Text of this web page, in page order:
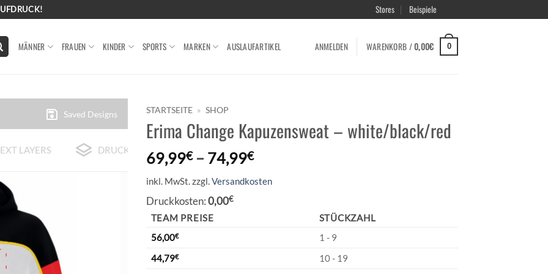
Stores Beispiele
MÄNNER FRAUEN KINDER SPORTS MARKEN AUSLAUFARTIKEL ANMELDEN WARENKORB /0,00€ 0
Saved Designs
LAYERS DRUCK-BEISPIELE
STARTSEITE » SHOP
Erima Change Kapuzensweat – white/black/red
69,99€– 74,99€
inkl. MwSt.zzgl.Versandkosten
Druckkosten:0,00€
TEAM PREISE
STÜCKZAHL
56,00€
1 - 9
44,79€
10 - 19